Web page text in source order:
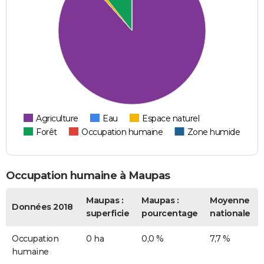
Agriculture Eau
Espace naturel
Forêt
Occupation humaine Zone humide
Occupation humaine à Maupas
Données 2018
Maupas :
superficie
Maupas :
pourcentage
Moyenne
nationale
Occupation
humaine
0 ha 0,0 % 7,7 %